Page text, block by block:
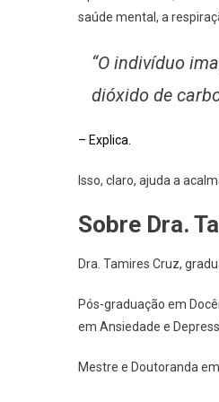
saúde mental, a
“O indivíduo
dióxido de
– Explica.
Isso, claro, ajuda a
Sobre Dra.
Dra. Tamires Cruz,
Pós-graduação em
em Ansiedade e
Mestre e Doutoranda